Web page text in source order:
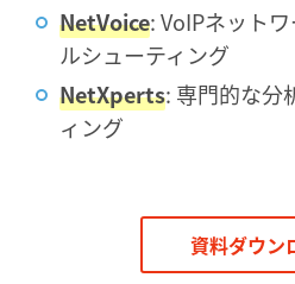
NetVoice: VoIPネット
ルシューティング
NetXperts: 専門的な分
ィング
資料ダウン